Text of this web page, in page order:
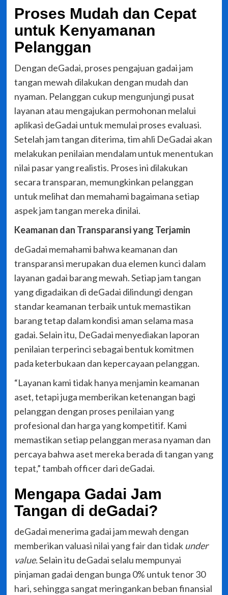
Proses Mudah dan Cepat
untuk Kenyamanan
Pelanggan
Dengan deGadai, proses pengajuan gadai jam
tangan mewah dilakukan dengan mudah dan
nyaman. Pelanggan cukup mengunjungi pusat
layanan atau mengajukan permohonan melalui
aplikasi deGadai untuk memulai proses evaluasi.
Setelah jam tangan diterima, tim ahli DeGadai akan
melakukan penilaian mendalam untuk menentukan
nilai pasar yang realistis. Proses ini dilakukan
secara transparan, memungkinkan pelanggan
untuk melihat dan memahami bagaimana setiap
aspek jam tangan mereka dinilai.
Keamanan dan Transparansi yang Terjamin
deGadai memahami bahwa keamanan dan
transparansi merupakan dua elemen kunci dalam
layanan gadai barang mewah. Setiap jam tangan
yang digadaikan di deGadai dilindungi dengan
standar keamanan terbaik untuk memastikan
barang tetap dalam kondisi aman selama masa
gadai. Selain itu, DeGadai menyediakan laporan
penilaian terperinci sebagai bentuk komitmen
pada keterbukaan dan kepercayaan pelanggan.
“Layanan kami tidak hanya menjamin keamanan
aset, tetapi juga memberikan ketenangan bagi
pelanggan dengan proses penilaian yang
profesional dan harga yang kompetitif. Kami
memastikan setiap pelanggan merasa nyaman dan
percaya bahwa aset mereka berada di tangan yang
tepat,” tambah officer dari deGadai.
Mengapa Gadai Jam
Tangan di deGadai?
deGadai menerima gadai jam mewah dengan
memberikan valuasi nilai yang fair dan tidakunder
value.Selain itu deGadai selalu mempunyai
pinjaman gadai dengan bunga 0% untuk tenor 30
hari, sehingga sangat meringankan beban finansial